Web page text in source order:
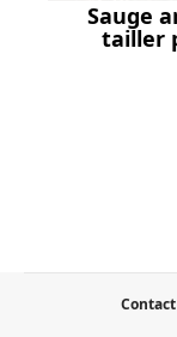
Sauge
tailler
Contact